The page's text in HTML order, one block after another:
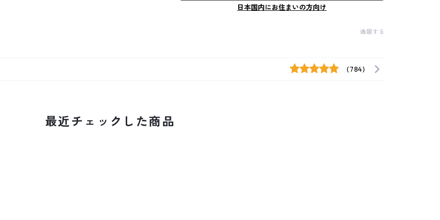
日本国内にお住まいの方向け
通報する
(784)
最近チェックした商品